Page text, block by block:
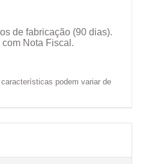
de fabricação (90 dias).
Nota Fiscal.
podem variar de